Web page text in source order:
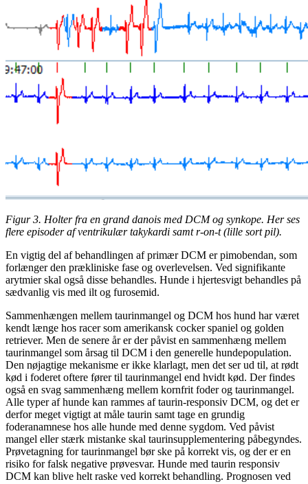
Figur 3. Holter fra en grand danois med DCM og synkope. Her ses
flere episoder af ventrikulær takykardi samt r-on-t (lille sort pil).
En vigtig del af behandlingen af primær DCM er pimobendan, som
forlænger den prækliniske fase og overlevelsen. Ved signifikante
arytmier skal også disse behandles. Hunde i hjertesvigt behandles på
sædvanlig vis med ilt og furosemid.
Sammenhængen mellem taurinmangel og DCM hos hund har været
kendt længe hos racer som amerikansk cocker spaniel og golden
retriever. Men de senere år er der påvist en sammenhæng mellem
taurinmangel som årsag til DCM i den generelle hundepopulation.
Den nøjagtige mekanisme er ikke klarlagt, men det ser ud til, at rødt
kød i foderet oftere fører til taurinmangel end hvidt kød. Der findes
også en svag sammenhæng mellem kornfrit foder og taurinmangel.
Alle typer af hunde kan rammes af taurin-responsiv DCM, og det er
derfor meget vigtigt at måle taurin samt tage en grundig
foderanamnese hos alle hunde med denne sygdom. Ved påvist
mangel eller stærk mistanke skal taurinsupplementering påbegyndes.
Prøvetagning for taurinmangel bør ske på korrekt vis, og der er en
risiko for falsk negative prøvesvar. Hunde med taurin responsiv
DCM kan blive helt raske ved korrekt behandling. Prognosen ved